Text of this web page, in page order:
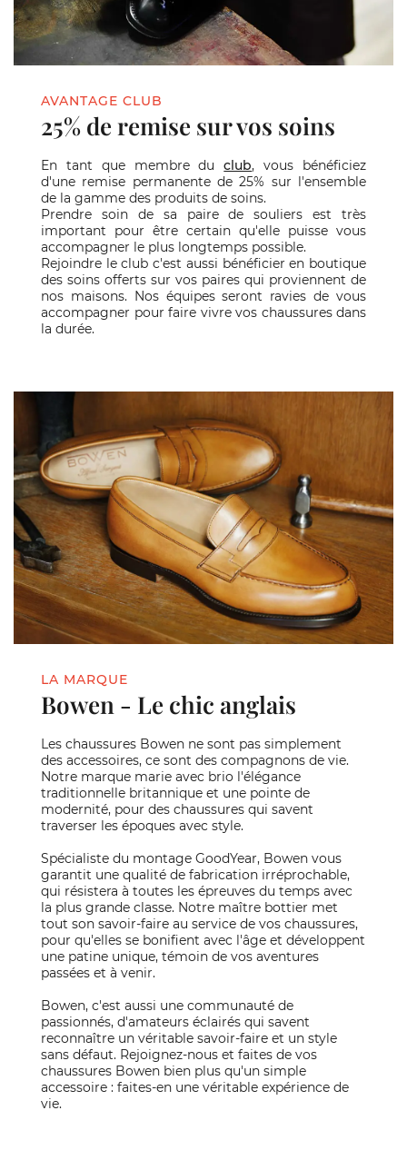
AVANTAGE CLUB
25% de remise sur vos soins
En tant que membre duclub, vous bénéficiez
d'une remise permanente de 25% sur l'ensemble
de la gamme des produits de soins.
Prendre soin de sa paire de souliers est très
important pour être certain qu'elle puisse vous
accompagner le plus longtemps possible.
Rejoindre le club c'est aussi bénéficier en boutique
des soins offerts sur vos paires qui proviennent de
nos maisons. Nos équipes seront ravies de vous
accompagner pour faire vivre vos chaussures dans
la durée.
LA MARQUE
Bowen - Le chic anglais
Les chaussures Bowen ne sont pas simplement
des accessoires, ce sont des compagnons de vie.
Notre marque marie avec brio l'élégance
traditionnelle britannique et une pointe de
modernité, pour des chaussures qui savent
traverser les époques avec style.
Spécialiste du montage GoodYear, Bowen vous
garantit une qualité de fabrication irréprochable,
qui résistera à toutes les épreuves du temps avec
la plus grande classe. Notre maître bottier met
tout son savoir-faire au service de vos chaussures,
pour qu'elles se bonifient avec l'âge et développent
une patine unique, témoin de vos aventures
passées et à venir.
Bowen, c'est aussi une communauté de
passionnés, d'amateurs éclairés qui savent
reconnaître un véritable savoir-faire et un style
sans défaut. Rejoignez-nous et faites de vos
chaussures Bowen bien plus qu'un simple
accessoire : faites-en une véritable expérience de
vie.